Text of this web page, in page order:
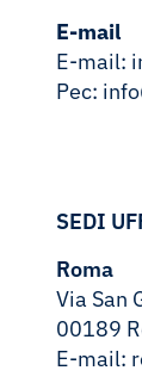
E-mail
E-mail:
Pec:
SEDI
Roma
Via San
00189
E-mail: